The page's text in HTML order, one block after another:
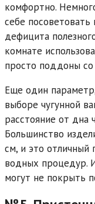
комфортно.
себе посоветовать
дефицита
комнате
просто поддоны
Еще один
выборе чугунной
расстояние от дна
Большинство
см, и это
водных процедур.
могут не покрыть